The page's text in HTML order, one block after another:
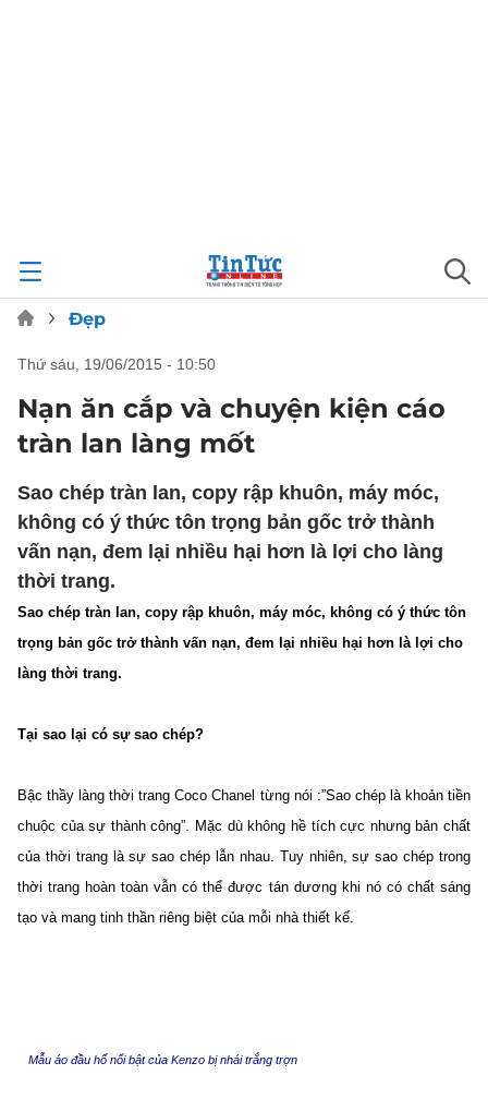
Đẹp
thứ sáu, 19/06/2015 - 10:50
Nạn ăn cắp và chuyện kiện cáo
tràn lan làng mốt
Sao chép tràn lan, copy rập khuôn, máy móc,
không có ý thức tôn trọng bản gốc trở thành
vấn nạn, đem lại nhiều hại hơn là lợi cho làng
thời trang.
Sao chép tràn lan, copy rập khuôn, máy móc, không có ý thức tôn
trọng bản gốc trở thành vấn nạn, đem lại nhiều hại hơn là lợi cho
làng thời trang.
Tại sao lại có sự sao chép?
Bậc thầy làng thời trang Coco Chanel từng nói :”Sao chép là khoản tiền
chuộc của sự thành công”. Mặc dù không hề tích cực nhưng bản chất
của thời trang là sự sao chép lẫn nhau. Tuy nhiên, sự sao chép trong
thời trang hoàn toàn vẫn có thể được tán dương khi nó có chất sáng
tạo và mang tinh thần riêng biệt của mỗi nhà thiết kế.
Mẫu áo đầu hổ nổi bật của Kenzo bị nhái trắng trợn